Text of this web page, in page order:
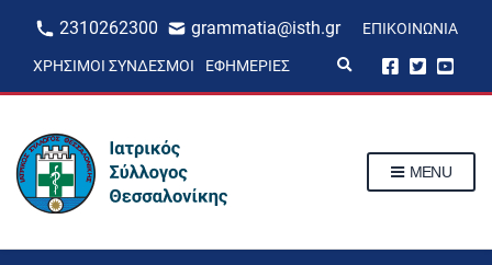
2310262300 grammatia@isth.gr ΕΠΙΚΟΙΝΩΝΊΑ
ΧΡΉΣΙΜΟΙ ΣΎΝΔΕΣΜΟΙ ΕΦΗΜΕΡΊΕΣ
p
MENU